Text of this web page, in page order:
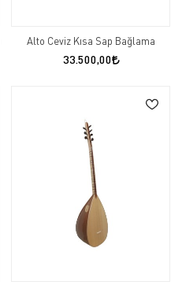
Alto Ceviz Kısa Sap Bağlama
33.500,00